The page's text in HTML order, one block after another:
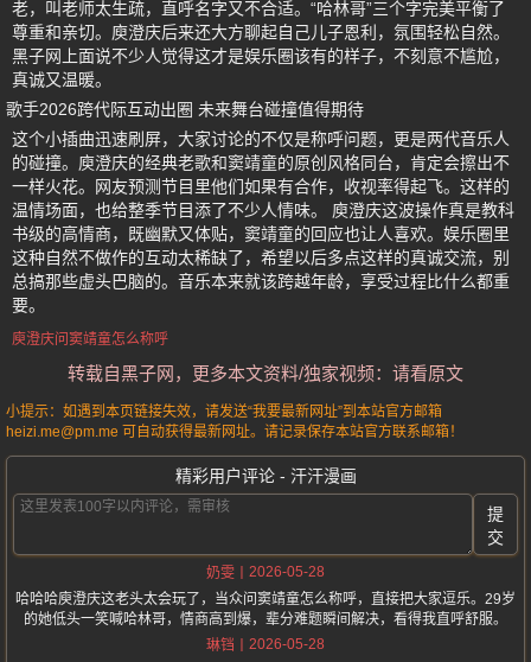
老，叫老师太生疏，直呼名字又不合适。“哈林哥”三个字完美平衡了
尊重和亲切。庾澄庆后来还大方聊起自己儿子恩利，氛围轻松自然。
黑子网上面说不少人觉得这才是娱乐圈该有的样子，不刻意不尴尬，
真诚又温暖。
歌手2026跨代际互动出圈 未来舞台碰撞值得期待
这个小插曲迅速刷屏，大家讨论的不仅是称呼问题，更是两代音乐人
的碰撞。庾澄庆的经典老歌和窦靖童的原创风格同台，肯定会擦出不
一样火花。网友预测节目里他们如果有合作，收视率得起飞。这样的
温情场面，也给整季节目添了不少人情味。 庾澄庆这波操作真是教科
书级的高情商，既幽默又体贴，窦靖童的回应也让人喜欢。娱乐圈里
这种自然不做作的互动太稀缺了，希望以后多点这样的真诚交流，别
总搞那些虚头巴脑的。音乐本来就该跨越年龄，享受过程比什么都重
要。
庾澄庆问窦靖童怎么称呼
转载自黑子网，更多本文资料/独家视频：请看原文
小提示：如遇到本页链接失效，请发送“我要最新网址”到本站官方邮箱
heizi.me@pm.me 可自动获得最新网址。请记录保存本站官方联系邮箱！
精彩用户评论 - 汗汗漫画
提
交
奶雯
2026-05-28
哈哈哈庾澄庆这老头太会玩了，当众问窦靖童怎么称呼，直接把大家逗乐。29岁
的她低头一笑喊哈林哥，情商高到爆，辈分难题瞬间解决，看得我直呼舒服。
琳铛
2026-05-28